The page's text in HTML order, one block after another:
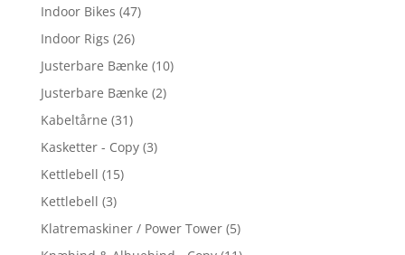
Indoor Bikes (47)
Indoor Rigs (26)
Justerbare Bænke (10)
Justerbare Bænke (2)
Kabeltårne (31)
Kasketter - Copy (3)
Kettlebell (15)
Kettlebell (3)
Klatremaskiner / Power Tower (5)